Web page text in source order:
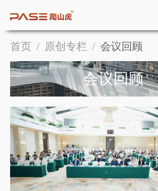
首页 / 原创专栏 / 会议回顾
会议回顾